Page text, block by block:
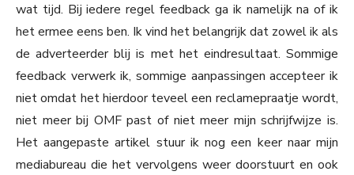
wat tijd. Bij iedere regel feedback ga ik namelijk na of ik
het ermee eens ben. Ik vind het belangrijk dat zowel ik als
de adverteerder blij is met het eindresultaat. Sommige
feedback verwerk ik, sommige aanpassingen accepteer ik
niet omdat het hierdoor teveel een reclamepraatje wordt,
niet meer bij OMF past of niet meer mijn schrijfwijze is.
Het aangepaste artikel stuur ik nog een keer naar mijn
mediabureau die het vervolgens weer doorstuurt en ook